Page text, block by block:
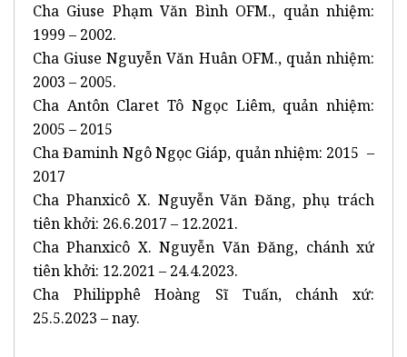
Cha Giuse Phạm Văn Bình OFM., quản nhiệm:
1999 – 2002.
Cha Giuse Nguyễn Văn Huân OFM., quản nhiệm:
2003 – 2005.
Cha Antôn Claret Tô Ngọc Liêm, quản nhiệm:
2005 – 2015
Cha Đaminh Ngô Ngọc Giáp, quản nhiệm: 2015 –
2017
Cha Phanxicô X. Nguyễn Văn Đăng, phụ trách
tiên khởi: 26.6.2017 – 12.2021.
Cha Phanxicô X. Nguyễn Văn Đăng, chánh xứ
tiên khởi: 12.2021 – 24.4.2023.
Cha Philipphê Hoàng Sĩ Tuấn, chánh xứ:
25.5.2023 – nay.